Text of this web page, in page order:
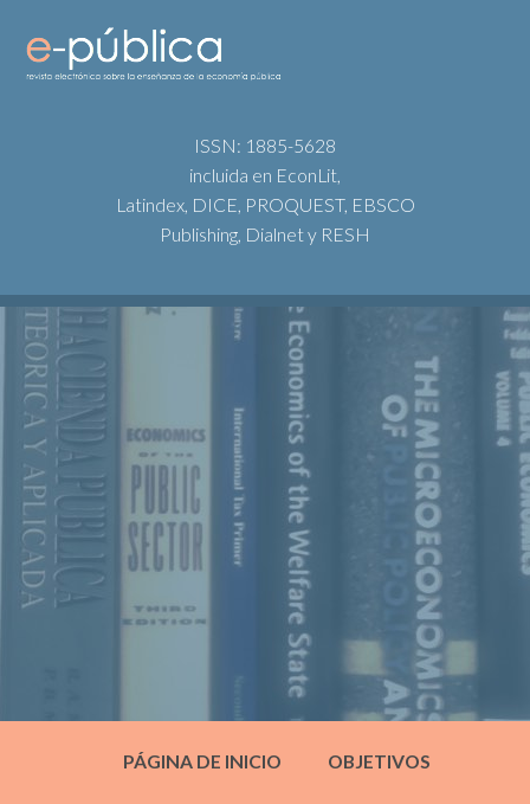
ISSN: 1885-5628
incluida en EconLit,
Latindex, DICE, PROQUEST, EBSCO
Publishing, Dialnet y RESH
PÁGINA DE INICIO OBJETIVOS